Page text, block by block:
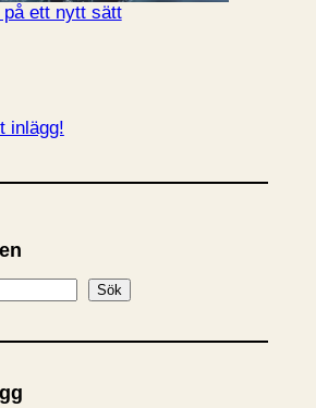
på ett nytt sätt
inlägg!
Sök